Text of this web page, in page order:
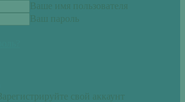
Ваше имя пользователя
Ваш пароль
Зарегистрируйте свой аккаунт